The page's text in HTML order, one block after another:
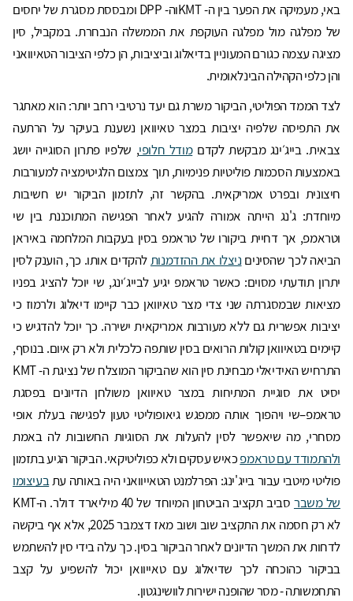
באי, מעמיקה את הפער בין ה- KMTוה- DPP ומבססת מסגרת של יחסים
של מפלגה מול מפלגה העוקפת את הממשלה הנבחרת. במקביל, סין
מציגה עצמה כגורם המעוניין בדיאלוג וביציבות, הן כלפי הציבור הטאיוואני
והן כלפי הקהילה הבינלאומית.
לצד הממד הפוליטי, הביקור משרת גם יעד נרטיבי רחב יותר: הוא מאתגר
את התפיסה שלפיה יציבות במצר טאיוואן נשענת בעיקר על הרתעה
צבאית. בייג׳ינג מבקשת לקדםמודל חלופי, שלפיו פתרון הסוגייה יושג
באמצעות הסכמות פוליטיות פנימיות, תוך צמצום הלגיטימציה למעורבות
חיצונית ובפרט אמריקאית. בהקשר זה, לתזמון הביקור יש חשיבות
מיוחדת: ג'נג הייתה אמורה להגיע לאחר הפגישה המתוכננת בין שי
וטראמפ, אך דחיית ביקורו של טראמפ בסין בעקבות המלחמה באיראן
הביאה לכך שהסינים ניצלו את ההזדמנותלהקדים אותו. כך, הוענק לסין
יתרון תודעתי מסוים: כאשר טראמפ יגיע לבייג׳ינג, שי יוכל להציג בפניו
מציאות שבמסגרתה שני צדי מצר טאיוואן כבר קיימו דיאלוג ולרמוז כי
יציבות אפשרית גם ללא מעורבות אמריקאית ישירה. כך יוכל להדגיש כי
קיימים בטאיוואן קולות הרואים בסין שותפה כלכלית ולא רק איום. בנוסף,
התרחיש האידיאלי מבחינת סין הוא שהביקור המוצלח של נציגת ה- KMT
יסיט את סוגיית המתיחות במצר טאיוואן משולחן הדיונים בפסגת
טראמפ–שי ויהפוך אותה ממפגש גיאופוליטי טעון לפגישה בעלת אופי
מסחרי, מה שיאפשר לסין להעלות את הסוגיות החשובות לה באמת
ולהתמודד עם טראמפכאיש עסקים ולא כפוליטיקאי. הביקור הגיע בתזמון
פוליטי מיטבי עבור בייג'ינג: הפרלמנט הטאייוואני היה באותה עתבעיצומו
של משבר
סביב תקציב הביטחון המיוחד של 40 מיליארד דולר. ה-KMT
לא רק חסמה את התקציב שוב ושוב מאז דצמבר 2025, אלא אף ביקשה
לדחות את המשך הדיונים לאחר הביקור בסין. כך עלה בידי סין להשתמש
בביקור כהוכחה לכך שדיאלוג עם טאייוואן יכול להשפיע על קצב
התחמשותה - מסר שהופנה ישירות לוושינגטון.